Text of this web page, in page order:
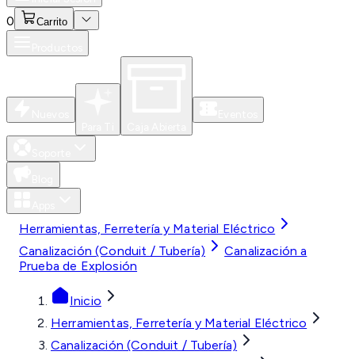
0 Carrito
Herramientas, Ferretería y Material Eléctrico
Canalización (Conduit / Tubería)
Canalización a
Prueba de Explosión
Inicio
Herramientas, Ferretería y Material Eléctrico
Canalización (Conduit / Tubería)